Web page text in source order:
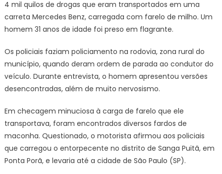
de
4
toneladas
drogas
em
carreta
carregada
farelo
milho
4 mil quilos de drogas que eram transportados em uma
carreta Mercedes Benz, carregada com farelo de milho. Um
homem 31 anos de idade foi preso em flagrante.
Os policiais faziam policiamento na rodovia, zona rural do
município, quando deram ordem de parada ao condutor do
veículo. Durante entrevista, o homem apresentou versões
desencontradas, além de muito nervosismo.
Em checagem minuciosa à carga de farelo que ele
transportava, foram encontrados diversos fardos de
maconha. Questionado, o motorista afirmou aos policiais
que carregou o entorpecente no distrito de Sanga Puitã, em
Ponta Porã, e levaria até a cidade de São Paulo (SP).